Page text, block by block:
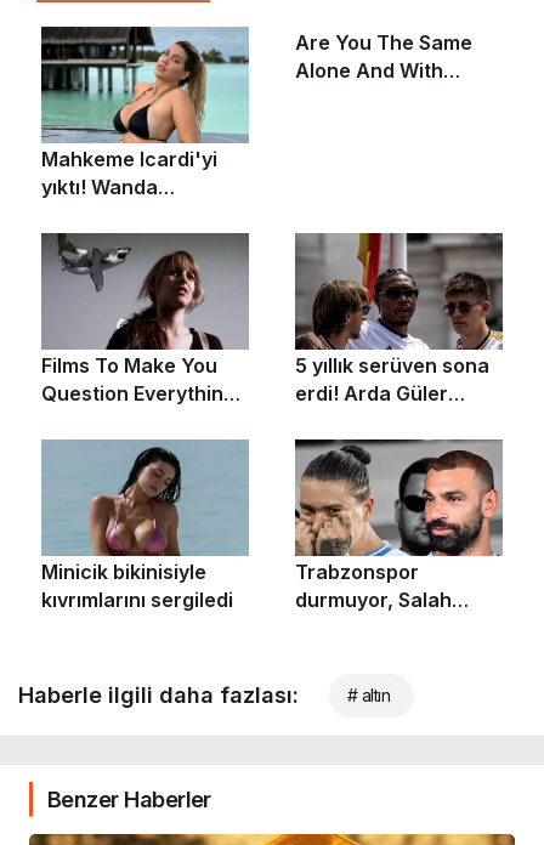
Haberle ilgili daha fazlası: # altın
Benzer Haberler